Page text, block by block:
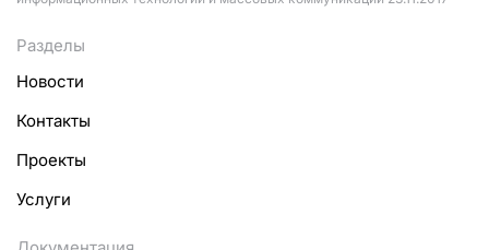
Разделы
Новости
Контакты
Проекты
Услуги